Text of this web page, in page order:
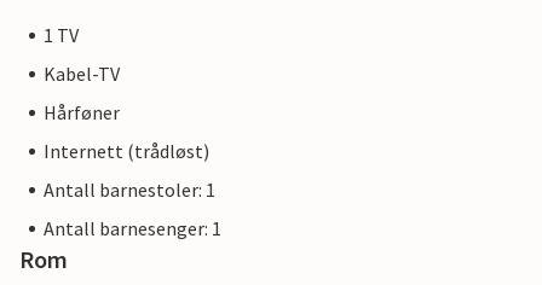
1 TV
Kabel-TV
Hårføner
Internett (trådløst)
Antall barnestoler: 1
Antall barnesenger: 1
Rom